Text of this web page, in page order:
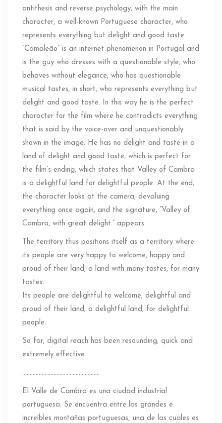
antithesis and reverse psychology, with the main
character, a well-known Portuguese character, who
represents everything but delight and good taste.
“Camaleão” is an internet phenomenon in Portugal and
is the guy who dresses with a questionable style, who
behaves without elegance, who has questionable
musical tastes, in short, who represents everything but
delight and good taste. In this way he is the perfect
character for the film where he contradicts everything
that is said by the voice-over and unquestionably
shown in the image. He has no delight and taste in a
land of delight and good taste, which is perfect for
the film’s ending, which states that Valley of Cambra
is a delightful land for delightful people. At the end,
the character looks at the camera, devaluing
everything once again, and the signature, “Valley of
Cambra, with great delight.” appears.
The territory thus positions itself as a territory where
its people are very happy to welcome, happy and
proud of their land, a land with many tastes, for many
tastes.
Its people are delightful to welcome, delightful and
proud of their land, a delightful land, for delightful
people.
So far, digital reach has been resounding, quick and
extremely effective
…………………………………………….
El Valle de Cambra es una ciudad industrial
portuguesa. Se encuentra entre las grandes e
increíbles montañas portuguesas, una de las cuales es